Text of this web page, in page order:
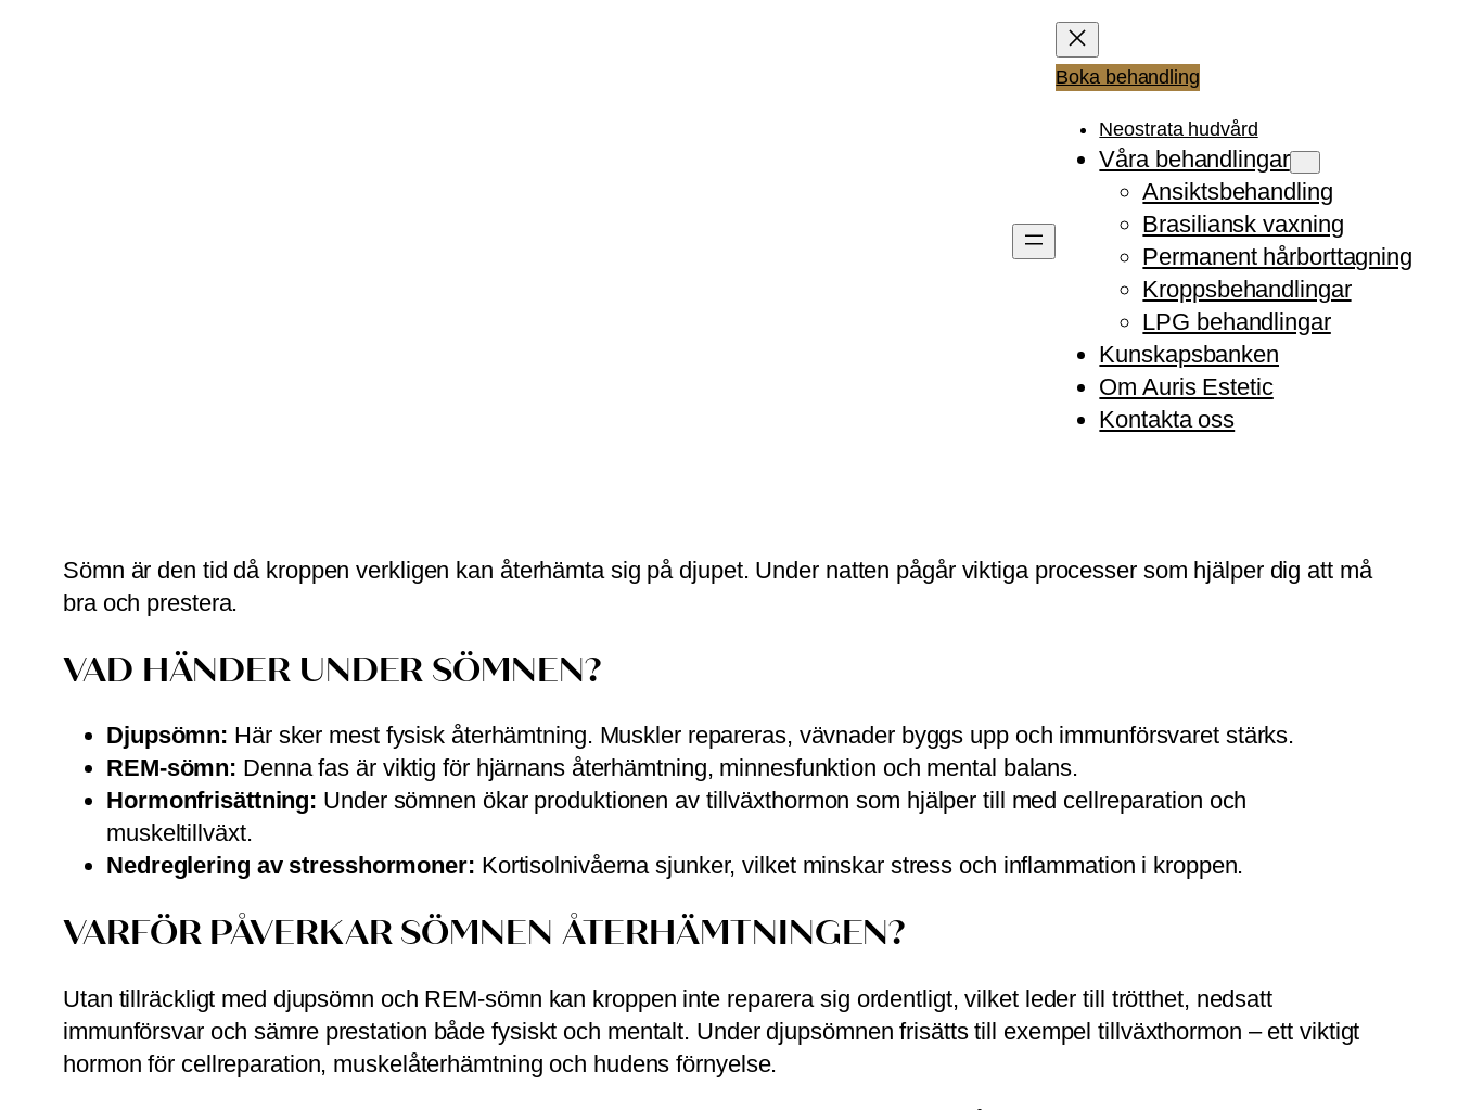
Boka behandling
Neostrata hudvård
Våra behandlingar
Ansiktsbehandling
Brasiliansk vaxning
Permanent hårborttagning
Kroppsbehandlingar
LPG behandlingar
Kunskapsbanken
Om Auris Estetic
Kontakta oss
VAD I SÖMNEN ÄR DET SOM PÅVERKAR KROPPENS
Sömn är den tid då kroppen verkligen kan återhämta sig på djupet. Under natten pågår viktiga processer som hjälper dig att må
bra och prestera.
VAD HÄNDER UNDER SÖMNEN?
Djupsömn: Här sker mest fysisk återhämtning. Muskler repareras, vävnader byggs upp och immunförsvaret stärks.
REM-sömn: Denna fas är viktig för hjärnans återhämtning, minnesfunktion och mental balans.
Hormonfrisättning: Under sömnen ökar produktionen av tillväxthormon som hjälper till med cellreparation och
muskeltillväxt.
Nedreglering av stresshormoner: Kortisolnivåerna sjunker, vilket minskar stress och inflammation i kroppen.
VARFÖR PÅVERKAR SÖMNEN ÅTERHÄMTNINGEN?
Utan tillräckligt med djupsömn och REM-sömn kan kroppen inte reparera sig ordentligt, vilket leder till trötthet, nedsatt
immunförsvar och sämre prestation både fysiskt och mentalt. Under djupsömnen frisätts till exempel tillväxthormon – ett viktigt
hormon för cellreparation, muskelåterhämtning och hudens förnyelse.